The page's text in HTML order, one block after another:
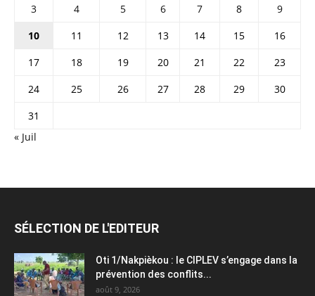
3
4 5 6 7 8
9
10
11 12 13 14 15
16
17
18 19 20 21 22
23
24
25 26 27 28 29
30
31
« Juil
SÉLECTION DE L'EDITEUR
Oti 1/Nakpièkou : le CIPLEV s’engage dans la
prévention des conflits...
août 9, 2026